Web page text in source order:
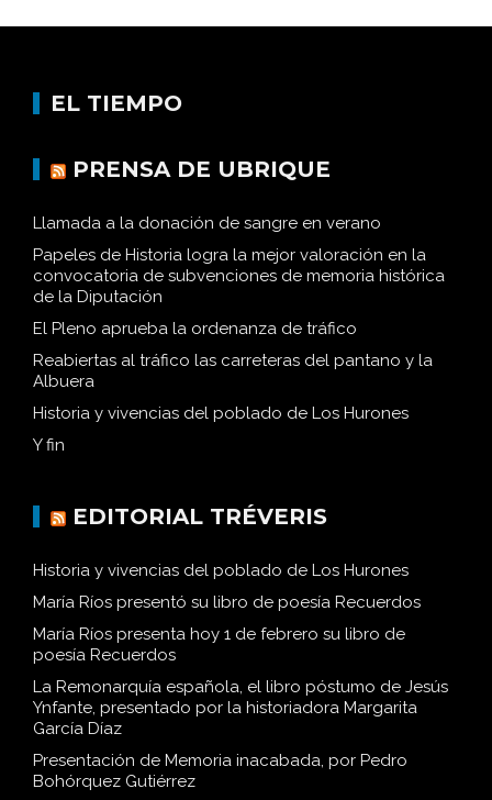
EL TIEMPO
PRENSA DE UBRIQUE
Llamada a la donación de sangre en verano
Papeles de Historia logra la mejor valoración en la
convocatoria de subvenciones de memoria histórica
de la Diputación
El Pleno aprueba la ordenanza de tráfico
Reabiertas al tráfico las carreteras del pantano y la
Albuera
Historia y vivencias del poblado de Los Hurones
Y fin
EDITORIAL TRÉVERIS
Historia y vivencias del poblado de Los Hurones
María Ríos presentó su libro de poesía Recuerdos
María Ríos presenta hoy 1 de febrero su libro de
poesía Recuerdos
La Remonarquía española, el libro póstumo de Jesús
Ynfante, presentado por la historiadora Margarita
García Díaz
Presentación de Memoria inacabada, por Pedro
Bohórquez Gutiérrez